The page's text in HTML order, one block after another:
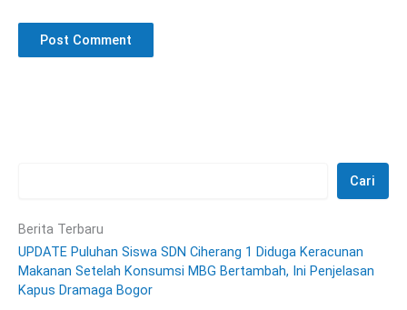
Cari
Berita Terbaru
UPDATE Puluhan Siswa SDN Ciherang 1 Diduga Keracunan
Makanan Setelah Konsumsi MBG Bertambah, Ini Penjelasan
Kapus Dramaga Bogor